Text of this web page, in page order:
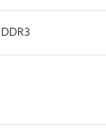
DDR3